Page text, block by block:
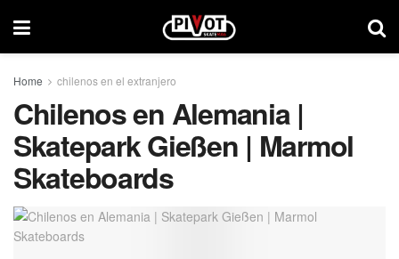
Home chilenos en el extranjero
Chilenos en Alemania |
Skatepark Gießen | Marmol
Skateboards